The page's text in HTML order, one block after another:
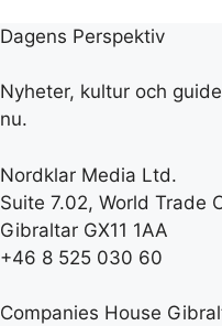
Dagens Perspektiv
Nyheter, kultur och
nu.
Nordklar Media Ltd.
Suite 7.02, World Trade
Gibraltar GX11 1AA
+46 8 525 030 60
Companies House